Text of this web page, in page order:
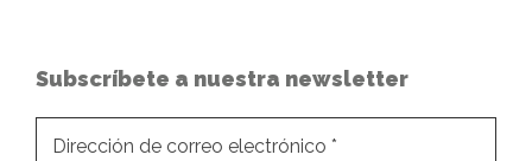
Subscríbete a nuestra newsletter